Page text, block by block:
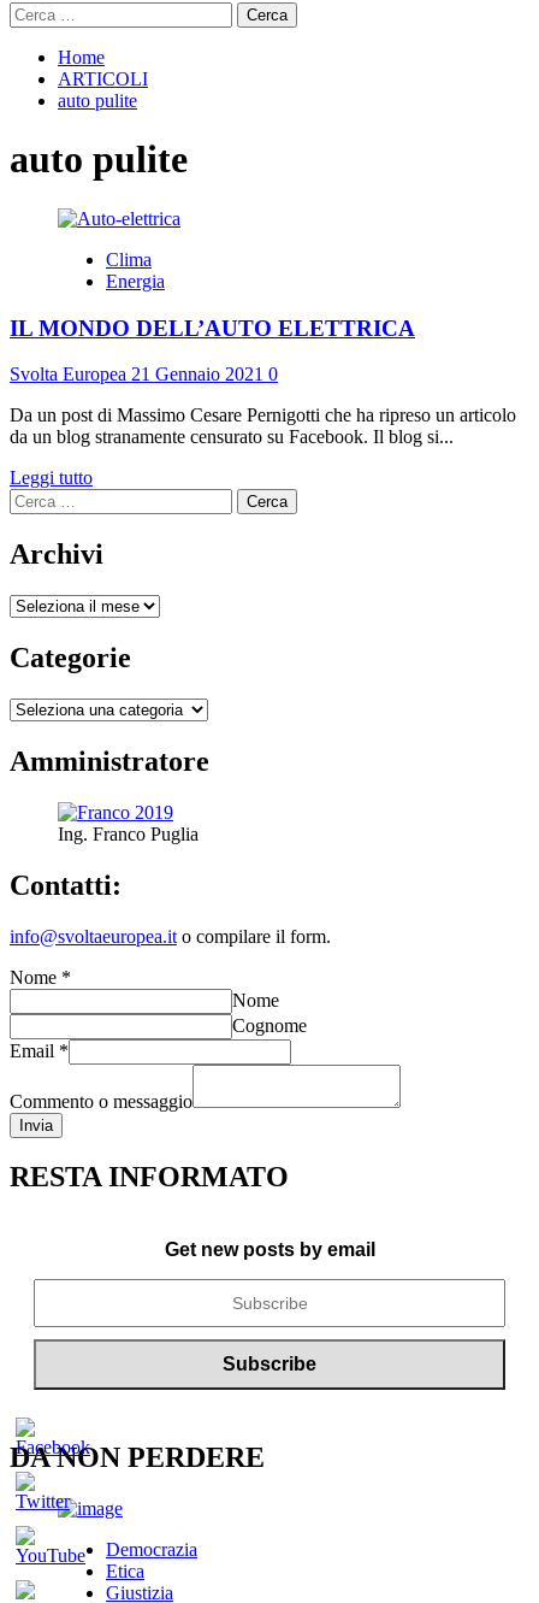
Ricerca
per:
Home
ARTICOLI
auto pulite
auto pulite
Clima
Energia
IL MONDO DELL’AUTO ELETTRICA
Svolta Europea 21 Gennaio 2021 0
Da un post di Massimo Cesare Pernigotti che ha ripreso un articolo
da un blog stranamente censurato su Facebook. Il blog si...
Leggi tuttoLeggi
più
su
IL
DELL’AUTO
Ricerca
per:
Archivi
Archivi
Categorie
Categorie
Amministratore
Ing. Franco Puglia
Contatti:
info@svoltaeuropea.it o compilare il form.
Nome *
Nome
Cognome
Email *
Commento o messaggio
Invia
RESTA INFORMATO
Get new posts by email
DA NON PERDERE
Democrazia
Etica
Giustizia